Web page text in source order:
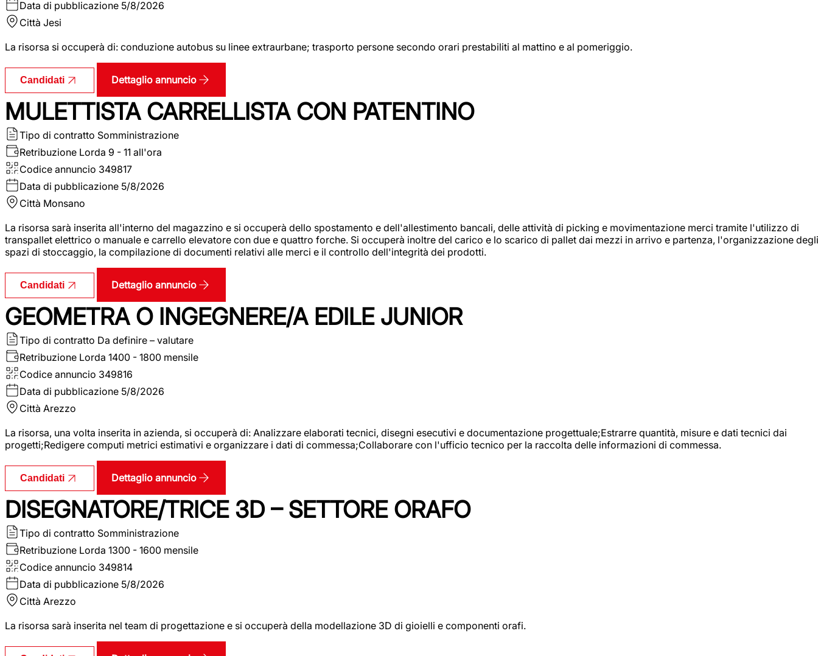
Data di pubblicazione 5/8/2026
Città Jesi
La risorsa si occuperà di: conduzione autobus su linee extraurbane; trasporto persone secondo orari prestabiliti al mattino e al pomeriggio.
Candidati Dettaglio annuncio
MULETTISTA CARRELLISTA CON PATENTINO
Tipo di contratto Somministrazione
Retribuzione Lorda 9 - 11 all'ora
Codice annuncio 349817
Data di pubblicazione 5/8/2026
Città Monsano
La risorsa sarà inserita all'interno del magazzino e si occuperà dello spostamento e dell'allestimento bancali, delle attività di picking e movimentazione merci tramite l'utilizzo di
transpallet elettrico o manuale e carrello elevatore con due e quattro forche. Si occuperà inoltre del carico e lo scarico di pallet dai mezzi in arrivo e partenza, l'organizzazione degli
spazi di stoccaggio, la compilazione di documenti relativi alle merci e il controllo dell'integrità dei prodotti.
Candidati Dettaglio annuncio
GEOMETRA O INGEGNERE/A EDILE JUNIOR
Tipo di contratto Da definire – valutare
Retribuzione Lorda 1400 - 1800 mensile
Codice annuncio 349816
Data di pubblicazione 5/8/2026
Città Arezzo
La risorsa, una volta inserita in azienda, si occuperà di: Analizzare elaborati tecnici, disegni esecutivi e documentazione progettuale;Estrarre quantità, misure e dati tecnici dai
progetti;Redigere computi metrici estimativi e organizzare i dati di commessa;Collaborare con l'ufficio tecnico per la raccolta delle informazioni di commessa.
Candidati Dettaglio annuncio
DISEGNATORE/TRICE 3D – SETTORE ORAFO
Tipo di contratto Somministrazione
Retribuzione Lorda 1300 - 1600 mensile
Codice annuncio 349814
Data di pubblicazione 5/8/2026
Città Arezzo
La risorsa sarà inserita nel team di progettazione e si occuperà della modellazione 3D di gioielli e componenti orafi.